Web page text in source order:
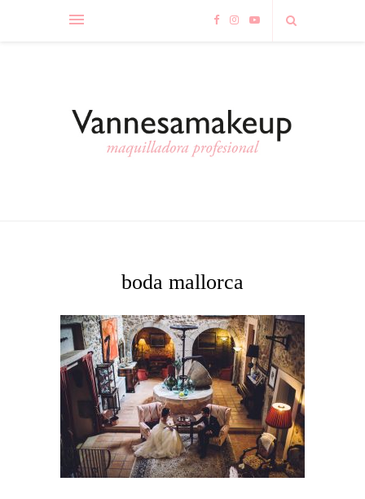
boda mallorca